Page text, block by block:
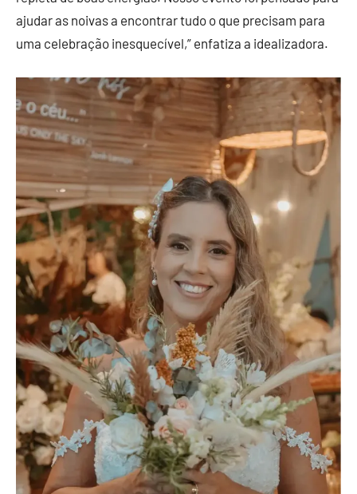
ajudar as noivas a encontrar tudo o que precisam para
uma celebração inesquecível,” enfatiza a idealizadora.